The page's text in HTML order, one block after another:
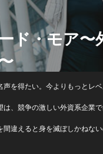
ド・モア〜
を得たい。今よりもっとレベ
、競争の激しい外資系企業で
間違えると身を滅ぼしかねな